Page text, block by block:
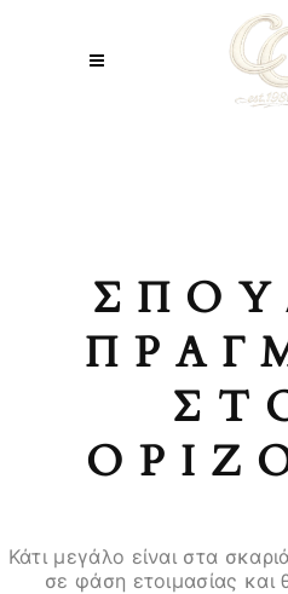
Κάτι μεγάλο είναι στα
σε φάση ετοιμασίας και